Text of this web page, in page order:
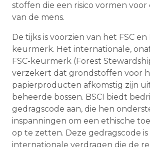
stoffen die een risico vormen voor
van de mens.
De tijks is voorzien van het FSC en
keurmerk. Het internationale,
FSC-keurmerk (Forest
verzekert dat grondstoffen voor
papierproducten afkomstig zijn
beheerde bossen. BSCI biedt
gedragscode aan, die hen
inspanningen om een ethische
op te zetten. Deze gedragscode
internationale verdragen die de